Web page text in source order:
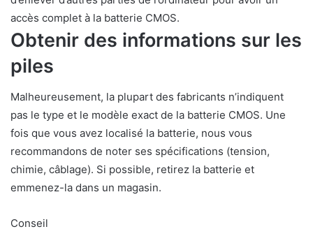
accès complet à la batterie CMOS.
Obtenir des informations sur les
piles
Malheureusement, la plupart des fabricants n’indiquent
pas le type et le modèle exact de la batterie CMOS. Une
fois que vous avez localisé la batterie, nous vous
recommandons de noter ses spécifications (tension,
chimie, câblage). Si possible, retirez la batterie et
emmenez-la dans un magasin.
Conseil